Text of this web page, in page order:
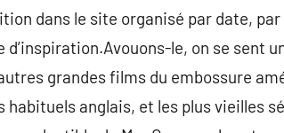
dans le site organisé par date,
le, on se sent
grandes films du embossure
anglais, et les plus vieilles